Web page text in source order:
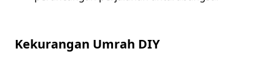
Kekurangan Umrah DIY